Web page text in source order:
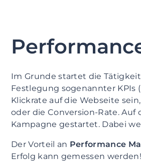
Im Grunde startet die
Festlegung sogenannter KPIs
Klickrate auf die Webseite
oder die Conversion-Rate.
Kampagne gestartet. Dabei
Der Vorteil an Performance
Erfolg kann gemessen